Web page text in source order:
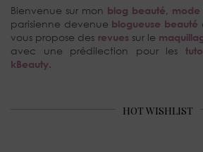
Bienvenue sur mon blog beauté, mode
parisienne devenue blogueuse beauté
vous propose des revues sur le
avec une prédilection pour les
kBeauty.
HOT WISHLIST